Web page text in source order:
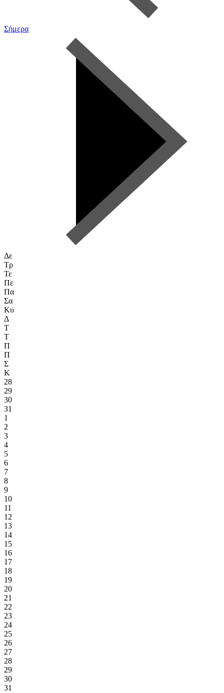
Σήμερα
Δε
Τρ
Τε
Πε
Πα
Σα
Κυ
Δ
Τ
Τ
Π
Π
Σ
Κ
28
29
30
31
1
2
3
4
5
6
7
8
9
10
11
12
13
14
15
16
17
18
19
20
21
22
23
24
25
26
27
28
29
30
31